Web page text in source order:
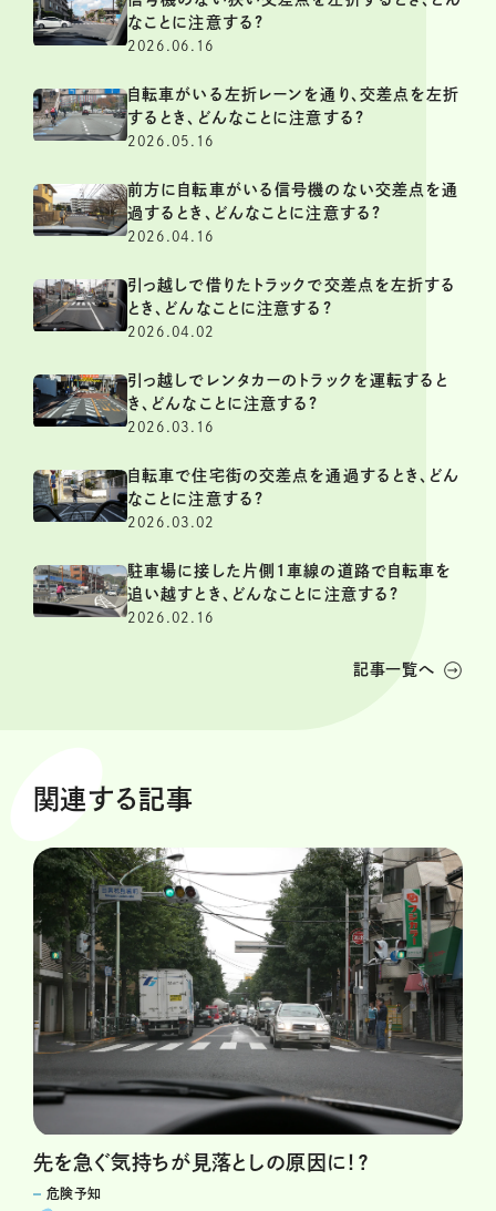
なことに注意する?
2026.06.16
自転車がいる左折レーンを通り、交差点を左折
するとき、どんなことに注意する?
2026.05.16
前方に自転車がいる信号機のない交差点を通
過するとき、どんなことに注意する?
2026.04.16
引っ越しで借りたトラックで交差点を左折する
とき、どんなことに注意する?
2026.04.02
引っ越しでレンタカーのトラックを運転すると
き、どんなことに注意する?
2026.03.16
自転車で住宅街の交差点を通過するとき、どん
なことに注意する?
2026.03.02
駐車場に接した片側1車線の道路で自転車を
追い越すとき、どんなことに注意する?
2026.02.16
記事一覧へ
関連する記事
先を急ぐ気持ちが見落としの原因に！？
危険予知